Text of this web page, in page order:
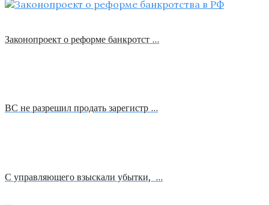
Законопроект о реформе банкротст …
ВС не разрешил продать зарегистр …
С управляющего взыскали убытки, …